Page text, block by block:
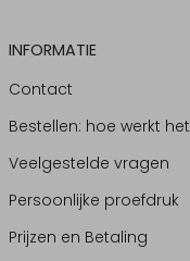
INFORMATIE
Contact
Bestellen: hoe werkt het
Veelgestelde vragen
Persoonlijke proefdruk
Prijzen en Betaling